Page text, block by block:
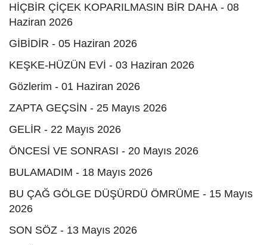
HİÇBİR ÇİÇEK KOPARILMASIN BİR DAHA - 08
Haziran 2026
GİBİDİR - 05 Haziran 2026
KEŞKE-HÜZÜN EVİ - 03 Haziran 2026
Gözlerim - 01 Haziran 2026
ZAPTA GEÇSİN - 25 Mayıs 2026
GELİR - 22 Mayıs 2026
ÖNCESİ VE SONRASI - 20 Mayıs 2026
BULAMADIM - 18 Mayıs 2026
BU ÇAĞ GÖLGE DÜŞÜRDÜ ÖMRÜME - 15 Mayıs
2026
SON SÖZ - 13 Mayıs 2026